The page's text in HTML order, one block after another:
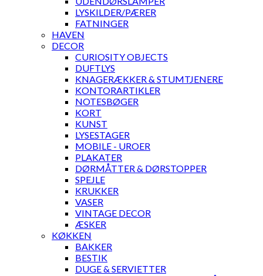
LYSKILDER/PÆRER
FATNINGER
HAVEN
DECOR
CURIOSITY OBJECTS
DUFTLYS
KNAGERÆKKER & STUMTJENERE
KONTORARTIKLER
NOTESBØGER
KORT
KUNST
LYSESTAGER
MOBILE - UROER
PLAKATER
DØRMÅTTER & DØRSTOPPER
SPEJLE
KRUKKER
VASER
VINTAGE DECOR
ÆSKER
KØKKEN
BAKKER
BESTIK
DUGE & SERVIETTER